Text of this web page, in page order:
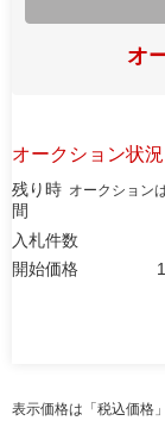
オ
オークション状況
残り時
間
オークション
入札件数
開始価格
表示価格は「税込価格